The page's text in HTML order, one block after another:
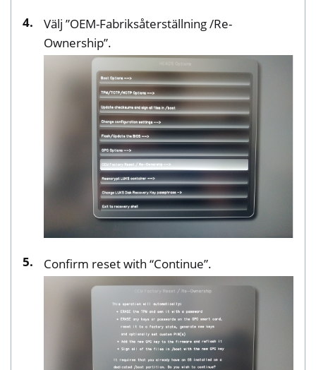
Välj ”OEM-Fabriksåterställning /Re-
Ownership”.
Confirm reset with “Continue”.